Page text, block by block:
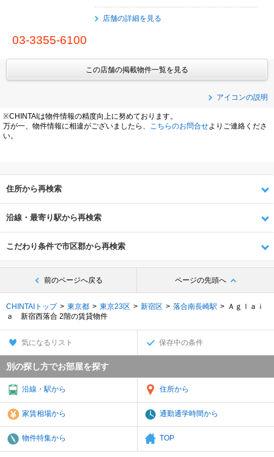
店舗の詳細を見る
03-3355-6100
この店舗の掲載物件一覧を見る
アイコンの説明
※CHINTAIは物件情報の精度向上に努めております。
万が一、物件情報に相違がございましたら、
こちらのお問合せよりご連絡くださ
い。
住所から再検索
沿線・最寄り駅から再検索
こだわり条件で市区郡から再検索
前のページへ戻る ページの先頭へ
CHINTAIトップ 東京都 東京23区 新宿区 落合南長崎駅
Ａｇｌａｉ
ａ 新宿西落合 2階の賃貸物件
気になるリスト 保存中の条件
別の探し方でお部屋を探す
沿線・駅から 住所から
家賃相場から 通勤通学時間から
物件特集から TOP